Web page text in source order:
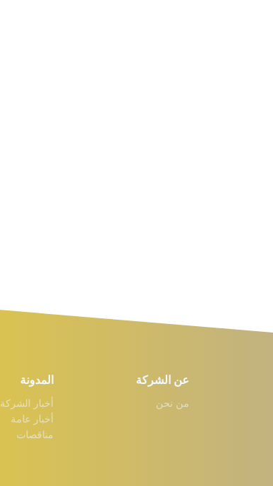
عن الشركة
من نحن
المدونة
أخبار الشركة
أخبار عامة
مناقصات